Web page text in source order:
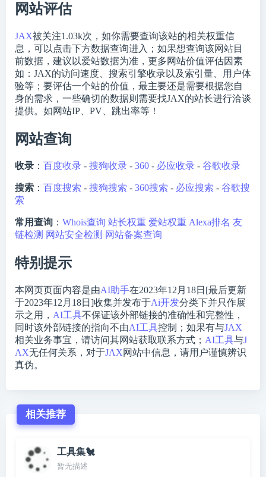
网站评估
JAX被关注1.03k次，如你需要查询该站的相关权重信
息，可以点击下方数据查询进入；如果想查询该网站目
前数据，建议以爱站数据为准，更多网站价值评估因素
如：JAX的访问速度、搜索引擎收录以及索引量、用户体
验等；要评估一个站的价值，最主要还是需要根据您自
身的需求，一些确切的数据则需要找JAX的站长进行洽谈
提供。如网站IP、PV、跳出率等！
网站查询
收录 ： 百度收录 - 搜狗收录 - 360 - 必应收录 - 谷歌收录
搜索 ： 百度搜索 - 搜狗搜索 - 360搜索 - 必应搜索 - 谷歌搜
索
常用查询 ： Whois查询 站长权重 爱站权重 Alexa排名 友
链检测 网站安全检测 网站备案查询
特别提示
本网页页面内容是由AI助手在2023年12月18日[最后更新
于2023年12月18日]收集并发布于Ai开发分类下并只作展
示之用， AI工具不保证该外部链接的准确性和完整性，
同时该外部链接的指向不由AI工具控制；如果有与JAX
相关业务事宜，请访问其网站获取联系方式； AI工具与J
AX无任何关系，对于JAX网站中信息，请用户谨慎辨识
真伪。
相关推荐
工具集🐔
暂无描述